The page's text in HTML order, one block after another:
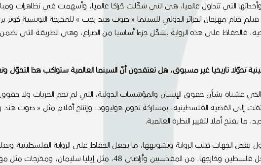
التي تتداول عالميا، هي التي شكّلت حَراكا عالميا، وأسهمت في تظاهرات
فيلم ختام مهرجان الجزائر الدولي للسينما « صوت هند رجب » للمخرجة التونسية كوثر
فالحفاظ على هذه الرواية يشكّل جزءا أساسيا من الصراع، وهي الطريقة التي نضمن
عشناه بشأن حقوق الإنسان والمؤسّسات الدولية، التي لم تحم الحريات ولا حقوق
إلى القضية الفلسطينية، بمشاركة نجوم هوليوود، وإنتاج أفلام مثل « صوت
يفتح أملا لتغيير النظرة العالمية.
بعض الجهات قلب الرواية وتشويهها، ما يجعل الحفاظ على الرواية الفلسطينية
الفلسطينية ينبع من التنوّع في التجارب، لمخرجين داخل فلسطين وخارجها، من